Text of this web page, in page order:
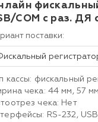
COM с раз.
поставки:
кассы: фискальный
чека: 44 мм, 57 мм
чека: Нет
RS-232,